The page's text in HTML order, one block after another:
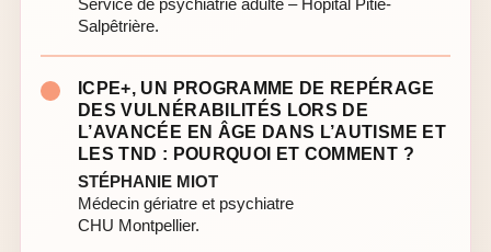
Service de psychiatrie adulte – Hôpital Pitié-
Salpêtrière.
ICPE+, UN PROGRAMME DE REPÉRAGE
DES VULNÉRABILITÉS LORS DE
L’AVANCÉE EN ÂGE DANS L’AUTISME ET
LES TND : POURQUOI ET COMMENT ?
STÉPHANIE MIOT
Médecin gériatre et psychiatre
CHU Montpellier.